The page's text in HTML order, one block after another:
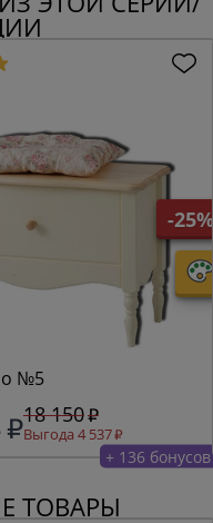
-25%
№5
18 150
Выгода 4 537
+ 136 бонусов
ТОВАРЫ